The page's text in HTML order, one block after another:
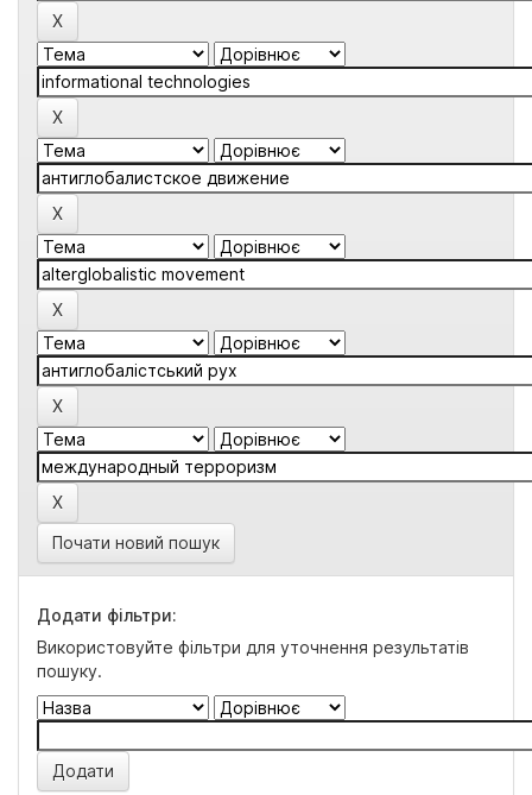
Почати новий пошук
Додати фільтри:
Використовуйте фільтри для уточнення результатів
пошуку.